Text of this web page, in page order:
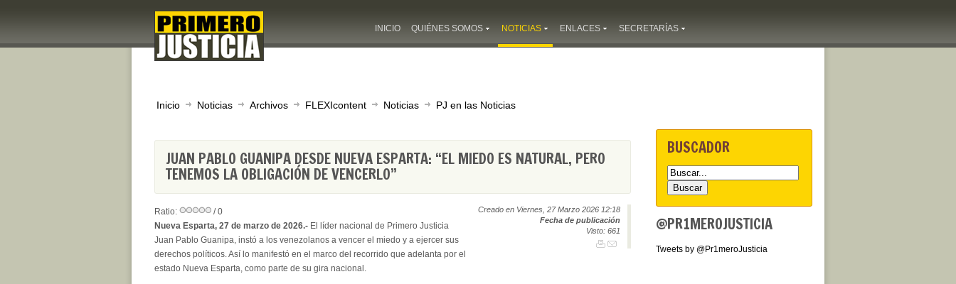
INICIO QUIÉNES SOMOS NOTICIAS ENLACES SECRETARÍAS
Inicio Noticias Archivos FLEXIcontent Noticias PJ en las Noticias
JUAN PABLO GUANIPA DESDE NUEVA ESPARTA: “EL MIEDO ES NATURAL, PERO
TENEMOS LA OBLIGACIÓN DE VENCERLO”
Creado en Viernes, 27 Marzo 2026 12:18
Fecha de publicación
Visto: 661
Ratio:
/ 0
Nueva Esparta, 27 de marzo de 2026.- El líder nacional de Primero Justicia
Juan Pablo Guanipa, instó a los venezolanos a vencer el miedo y a ejercer sus
derechos políticos. Así lo manifestó en el marco del recorrido que adelanta por el
estado Nueva Esparta, como parte de su gira nacional.
BUSCADOR
@PR1MEROJUSTICIA
Tweets by @Pr1meroJusticia